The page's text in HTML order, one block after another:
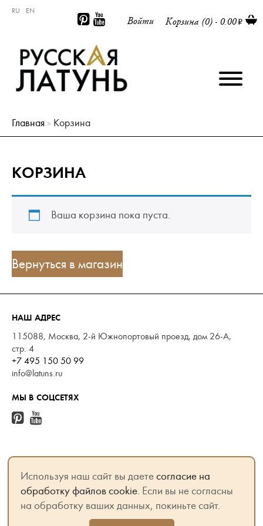
RU EN
Войти Корзина (0) - 0.00
Главная > Корзина
КОРЗИНА
Ваша корзина пока пуста.
Вернуться в магазин
НАШ АДРЕС
115088, Москва, 2-й Южнопортовый проезд, дом 26-А,
стр. 4
+7 495 150 50 99
info@latuns.ru
МЫ В СОЦСЕТЯХ
УСЛУГИ
КАТАЛОГ
О КОМПАНИИ
Используя наш сайт вы даетесогласие на
обработку файлов cookie. Если вы не согласны
на обработку ваших данных, покиньте сайт.